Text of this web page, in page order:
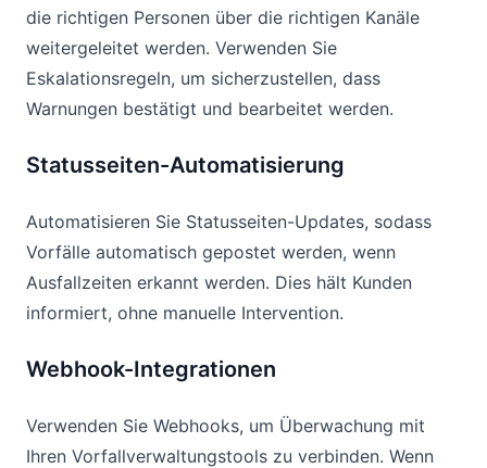
die richtigen Personen über die richtigen Kanäle
weitergeleitet werden. Verwenden Sie
Eskalationsregeln, um sicherzustellen, dass
Warnungen bestätigt und bearbeitet werden.
Statusseiten-Automatisierung
Automatisieren Sie Statusseiten-Updates, sodass
Vorfälle automatisch gepostet werden, wenn
Ausfallzeiten erkannt werden. Dies hält Kunden
informiert, ohne manuelle Intervention.
Webhook-Integrationen
Verwenden Sie Webhooks, um Überwachung mit
Ihren Vorfallverwaltungstools zu verbinden. Wenn